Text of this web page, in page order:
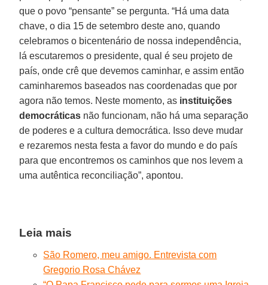
que o povo “pensante” se pergunta. “Há uma data
chave, o dia 15 de setembro deste ano, quando
celebramos o bicentenário de nossa independência,
lá escutaremos o presidente, qual é seu projeto de
país, onde crê que devemos caminhar, e assim então
caminharemos baseados nas coordenadas que por
agora não temos. Neste momento, as instituições
democráticas não funcionam, não há uma separação
de poderes e a cultura democrática. Isso deve mudar
e rezaremos nesta festa a favor do mundo e do país
para que encontremos os caminhos que nos levem a
uma autêntica reconciliação”, apontou.
Leia mais
São Romero, meu amigo. Entrevista com
Gregorio Rosa Chávez